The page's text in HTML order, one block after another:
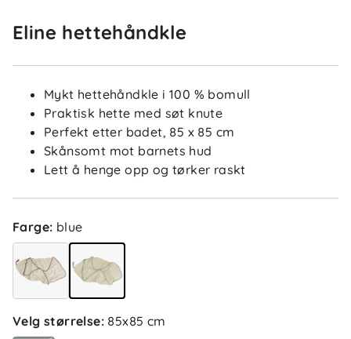
Eline hettehåndkle
Mykt hettehåndkle i 100 % bomull
Praktisk hette med søt knute
Perfekt etter badet, 85 x 85 cm
Skånsomt mot barnets hud
Lett å henge opp og tørker raskt
Farge: blue
Velg størrelse: 85x85 cm